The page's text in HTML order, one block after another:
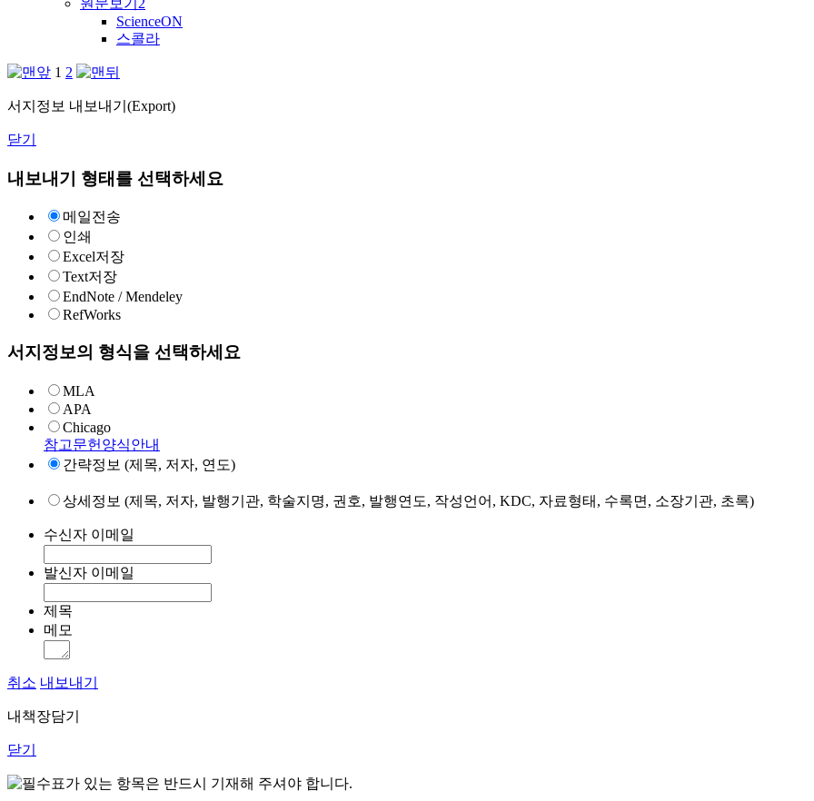
원문보기 2
ScienceON
스콜라
1 2
서지정보 내보내기(Export)
닫기
내보내기 형태를 선택하세요
메일전송
인쇄
Excel저장
Text저장
EndNote / Mendeley
RefWorks
서지정보의 형식을 선택하세요
MLA
APA
Chicago
참고문헌양식안내
간략정보 (제목, 저자, 연도)
상세정보 (제목, 저자, 발행기관, 학술지명, 권호, 발행연도, 작성언어, KDC, 자료형태, 수록면, 소장기관, 초록)
수신자 이메일
발신자 이메일
제목
메모
취소 내보내기
내책장담기
닫기
표가 있는 항목은 반드시 기재해 주셔야 합니다.